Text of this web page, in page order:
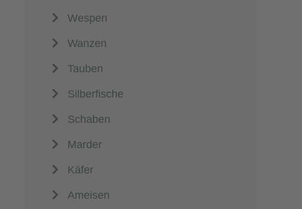
Wespen
Wanzen
Tauben
Silberfische
Schaben
Marder
Käfer
Ameisen